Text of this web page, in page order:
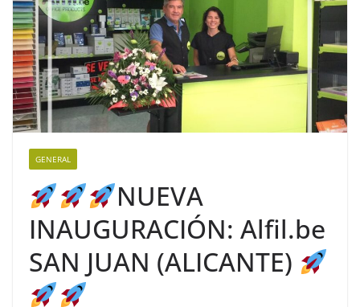
GENERAL
NUEVA
INAUGURACIÓN: Alfil.be
SAN JUAN (ALICANTE)